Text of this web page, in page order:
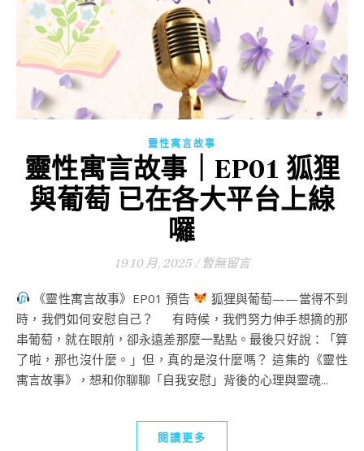
靈性寓言故事
靈性寓言故事｜EP01 狐狸
與葡萄 已在各大平台上線
囉
19 10 月, 2025 / 暫無留言
《靈性寓言故事》EP01 預告
狐狸與葡萄——當得不到
時，我們如何安慰自己？ 有時候，我們努力伸手想摘的那
串葡萄，就在眼前，卻永遠差那麼一點點。最後只好說：「算
了啦，那也沒什麼。」但，真的是沒什麼嗎？ 這集的《靈性
寓言故事》，想和你聊聊「自我安慰」背後的心理與靈魂...
閱讀更多